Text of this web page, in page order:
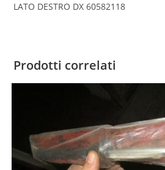
LATO DESTRO DX 60582118
Prodotti correlati